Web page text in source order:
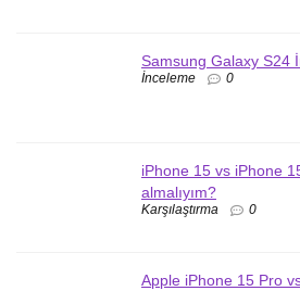
Samsung Galaxy S24
İnceleme 0
iPhone 15 vs iPhone
almalıyım?
Karşılaştırma 0
Apple iPhone 15 Pro